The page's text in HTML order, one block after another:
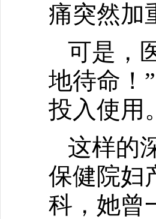
痛突然加
可是，
地待命！
投入使用
这样的
保健院妇
科，她曾